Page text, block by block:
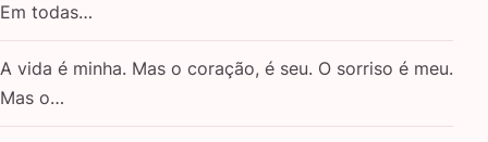
Em todas…
A vida é minha. Mas o coração, é seu. O sorriso é meu.
Mas o…